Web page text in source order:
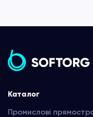
Каталог
Промислові